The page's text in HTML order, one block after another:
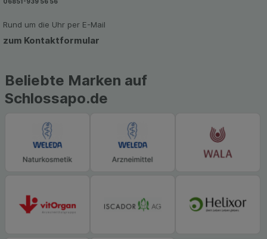
hierfür teilweise an Dritte wie z.B. Google oder
soziale Medien übertragen werden.
06851-939 56 56
Rund um die Uhr per E-Mail
zum Kontaktformular
Beliebte Marken auf
Schlossapo.de